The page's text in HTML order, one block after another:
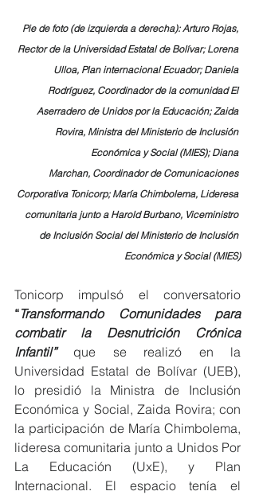
Pie de foto (de izquierda a derecha): Arturo Rojas,
Rector de la Universidad Estatal de Bolívar; Lorena
Ulloa, Plan internacional Ecuador; Daniela
Rodríguez, Coordinador de la comunidad El
Aserradero de Unidos por la Educación; Zaida
Rovira, Ministra del Ministerio de Inclusión
Económica y Social (MIES); Diana
Marchan, Coordinador de Comunicaciones
Corporativa Tonicorp; María Chimbolema, Lideresa
comunitaria junto a Harold Burbano, Viceministro
de Inclusión Social del Ministerio de Inclusión
Económica y Social (MIES)
“Transformando Comunidades para
combatir la Desnutrición Crónica
Infantil” que se realizó en la
Universidad Estatal de Bolívar (UEB),
lo presidió la Ministra de Inclusión
Económica y Social, Zaida Rovira; con
la participación de María Chimbolema,
lideresa comunitaria junto a Unidos Por
La Educación (UxE), y Plan
Internacional. El espacio tenía el